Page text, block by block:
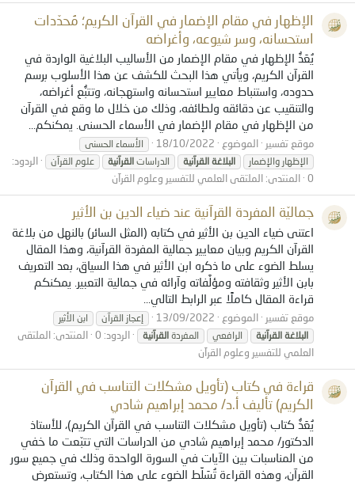
الإظهار في مقام الإضمار في القرآن الكريم؛ مُحدّدات
استحسانه، وسر شيوعه، وأغراضه
​ يُعَدُّ الإظهار في مقام الإضمار من الأساليب البلاغية الواردة في
القرآن الكريم، ويأتي هذا البحث للكشف عن هذا الأسلوب برسم
حدوده، واستنباط معايير استحسانه واستهجانه، وتتبُّع أغراضه،
والتنقيب عن دقائقه ولطائفه، وذلك من خلال ما وقع في القرآن
من الإظهار في مقام الإضمار في الأسماء الحسنى. يمكنكم...
موقع تفسير الموضوع 18/10/2022
الأسماء الحسنى
الإظهار والإضمار
البلاغة القرآنية الدراسات القرآنية علوم القرآن
الردود:
0 المنتدى: الملتقى العلمي للتفسير وعلوم القرآن
جماليّة المفردة القرآنية عند ضياء الدين بن الأثير
اعتنى ضياء الدين بن الأثير في كتابه (المثل السائر) بالنهل من بلاغة
القرآن الكريم وبيان معايير جمالية المفردة القرآنية، وهذا المقال
يسلط الضوء على ما ذكره ابن الأثير في هذا السياق، بعد التعريف
بابن الأثير وثقافته ومؤلَّفاته وآرائه في جمالية التعبير. يمكنكم
قراءة المقال كاملًا عبر الرابط التالي...
موقع تفسير الموضوع 13/09/2022 إعجاز القرآن
ابن الأثير
البلاغة القرآنية الرافعي المفردة القرآنية الردود: 0 المنتدى: الملتقى
العلمي للتفسير وعلوم القرآن
قراءة في كتاب (تأويل مشكلات التناسب في القرآن
الكريم) تأليف أ.د/ محمد إبراهيم شادي
يُعَدُّ كتاب (تأويل مشكلات التناسب في القرآن الكريم)، للأستاذ
الدكتور/ محمد إبراهيم شادي من الدراسات التي تتبّعت ما خفي
من المناسبات بين الآيات في السورة الواحدة وذلك في جميع سور
القرآن، وهذه القراءة تُسَلِّط الضوء على هذا الكتاب، وتستعرض